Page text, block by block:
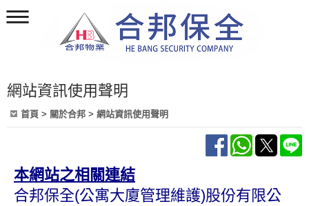
網站資訊使用聲明
首頁 > 關於合邦 > 網站資訊使用聲明
本網站之相關連結
合邦保全(公寓大廈管理維護)股份有限公